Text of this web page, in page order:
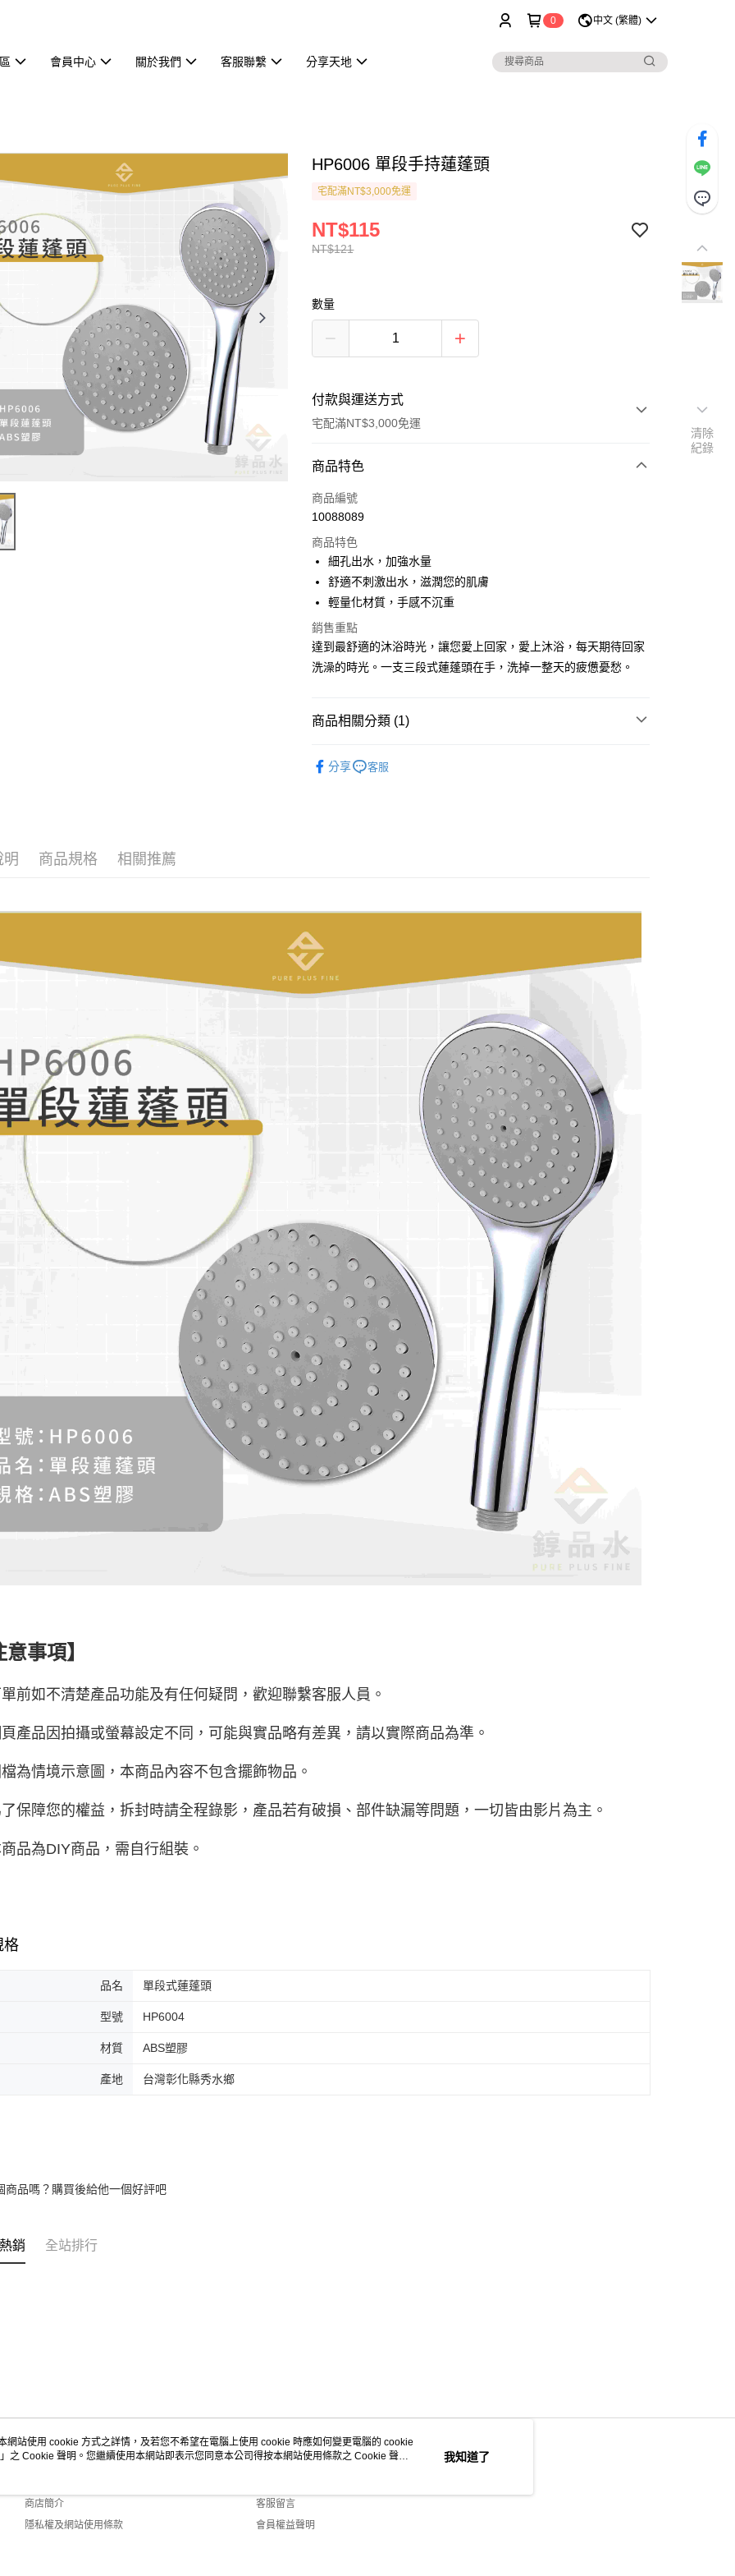
0 中文 (繁體)
會員中心 關於我們 客服聯繫 分享天地
HP6006 單段手持蓮蓬頭
宅配滿NT$3,000免運
NT$121
NT$115
數量
付款與運送方式
宅配滿NT$3,000免運
付款方式
信用卡一次付款
運送方式
付款後全家取貨
每筆NT$47
付款後7-11取貨
7-11取貨(快速到店)
宅配
商品特色
商品編號
10088089
商品特色
細孔出水，加強水量
舒適不刺激出水，滋潤您的肌膚
輕量化材質，手感不沉重
銷售重點
達到最舒適的沐浴時光，讓您愛上回家，愛上沐浴，每天期待回家
洗澡的時光。一支三段式蓮蓬頭在手，洗掉一整天的疲憊憂愁。
商品相關分類 (1)
分享
客服
明 商品規格 相關推薦
意事項】
前如不清楚產品功能及有任何疑問，歡迎聯繫客服人員。
產品因拍攝或螢幕設定不同，可能與實品略有差異，請以實際商品為準。
為情境示意圖，本商品內容不包含擺飾物品。
保障您的權益，拆封時請全程錄影，產品若有破損、部件缺漏等問題，一切皆由影片為主。
品為DIY商品，需自行組裝。
格
品名 單段式蓮蓬頭
型號 HP6004
材質 ABS塑膠
產地 台灣彰化縣秀水鄉
商品嗎？購買後給他一個好評吧
銷 全站排行
關於我們
商店簡介
隱私權及網站使用條款
客服資訊
客服留言
會員權益聲明
清除
紀錄
網站使用 cookie 方式之詳情，及若您不希望在電腦上使用 cookie 時應如何變更電腦的 cookie
」之 Cookie 聲明。您繼續使用本網站即表示您同意本公司得按本網站使用條款之 Cookie 聲明
我知道了